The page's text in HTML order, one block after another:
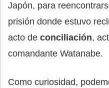
Japón, para
prisión donde estuvo
acto de conciliación,
comandante Watanabe.
Como curiosidad,